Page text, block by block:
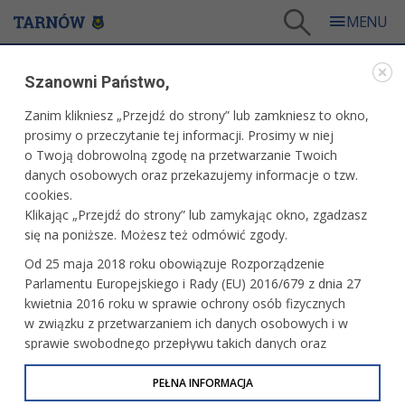
KLUB ZDROWEJ MAMY I DZIECKA
15.05.2026, 14:17
Powraca Klub Zdrowej Mamy i Dziecka. W ofercie znalazły
się m.in. bezpłatne konsultacje dla dzieci u fizjoterapeuty
oraz terapeuty integracji sensorycznej. Mogą z niej
skorzystać mieszkańcy Tarnowa.
Szanowni Państwo,
Zanim klikniesz „Przejdź do strony” lub zamkniesz to okno,
prosimy o przeczytanie tej informacji. Prosimy w niej
o Twoją dobrowolną zgodę na przetwarzanie Twoich
danych osobowych oraz przekazujemy informacje o tzw.
cookies.
Klikając „Przejdź do strony” lub zamykając okno, zgadzasz
się na poniższe. Możesz też odmówić zgody.
Od 25 maja 2018 roku obowiązuje Rozporządzenie
Parlamentu Europejskiego i Rady (EU) 2016/679 z dnia 27
kwietnia 2016 roku w sprawie ochrony osób fizycznych
w związku z przetwarzaniem ich danych osobowych i w
sprawie swobodnego przepływu takich danych oraz
uchylenia dyrektywy 95/46/WE (określane jako RODO, GDPR
lub Ogólne Rozporządzenie o Ochronie Danych
PEŁNA INFORMACJA